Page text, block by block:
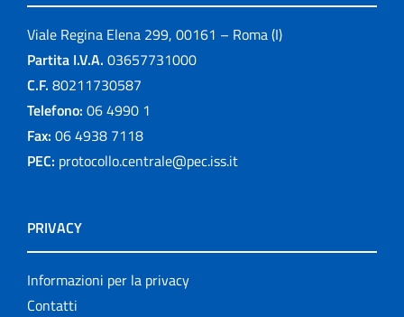
Viale Regina Elena 299, 00161 – Roma (I)
Partita I.V.A. 03657731000
C.F. 80211730587
Telefono: 06 4990 1
Fax: 06 4938 7118
PEC: protocollo.centrale@pec.iss.it
PRIVACY
Informazioni per la privacy
Contatti